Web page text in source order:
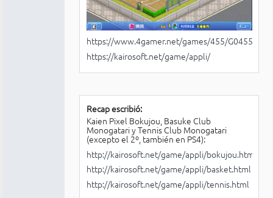
https://www.4gamer.net/games/455/G045571/
https://kairosoft.net/game/appli/
Recap escribió:
Kaien Pixel Bokujou, Basuke Club
Monogatari y Tennis Club Monogatari
(excepto el 2º, también en PS4):
http://kairosoft.net/game/appli/bokujou.html
http://kairosoft.net/game/appli/basket.html
http://kairosoft.net/game/appli/tennis.html